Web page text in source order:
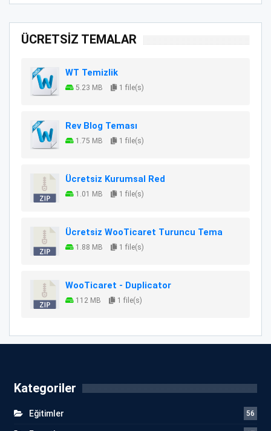
ÜCRETSİZ TEMALAR
WT Temizlik
5.23 MB 1 file(s)
Rev Blog Teması
1.75 MB 1 file(s)
Ücretsiz Kurumsal Red
1.01 MB 1 file(s)
Ücretsiz WooTicaret Turuncu Tema
1.88 MB 1 file(s)
WooTicaret - Duplicator
112 MB 1 file(s)
Kategoriler
Eğitimler 56